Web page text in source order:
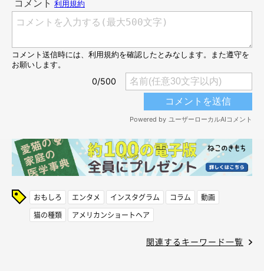
おもしろ エンタメ インスタグラム コラム
動画
猫の種類
アメリカンショートヘア
関連するキーワード一覧